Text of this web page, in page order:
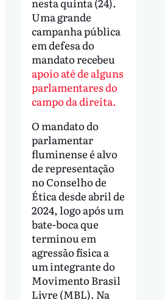
Uma grande
campanha pública
em defesa do
mandato recebeu
apoio até de alguns
parlamentares do
campo da direita.
O mandato do
parlamentar
fluminense é alvo
de representação
no Conselho de
Ética desde abril de
2024, logo após um
bate-boca que
terminou em
agressão física a
um integrante do
Movimento Brasil
Livre (MBL). Na